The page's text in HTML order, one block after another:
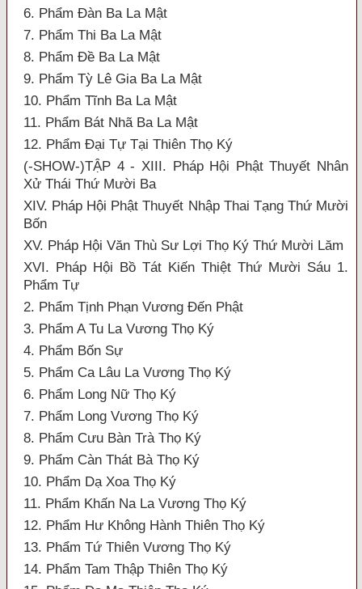
6. Phẩm Đàn Ba La Mật
7. Phẩm Thi Ba La Mật
8. Phẩm Đề Ba La Mật
9. Phẩm Tỳ Lê Gia Ba La Mật
10. Phẩm Tĩnh Ba La Mật
11. Phẩm Bát Nhã Ba La Mật
12. Phẩm Đại Tự Tại Thiên Thọ Ký
(-SHOW-)TẬP 4 - XIII. Pháp Hội Phật Thuyết Nhân
Xử Thái Thứ Mười Ba
XIV. Pháp Hội Phật Thuyết Nhập Thai Tạng Thứ Mười
Bốn
XV. Pháp Hội Văn Thù Sư Lợi Thọ Ký Thứ Mười Lăm
XVI. Pháp Hội Bồ Tát Kiến Thiệt Thứ Mười Sáu 1.
Phẩm Tự
2. Phẩm Tịnh Phạn Vương Đến Phật
3. Phẩm A Tu La Vương Thọ Ký
4. Phẩm Bốn Sự
5. Phẩm Ca Lâu La Vương Thọ Ký
6. Phẩm Long Nữ Thọ Ký
7. Phẩm Long Vương Thọ Ký
8. Phẩm Cưu Bàn Trà Thọ Ký
9. Phẩm Càn Thát Bà Thọ Ký
10. Phẩm Dạ Xoa Thọ Ký
11. Phẩm Khấn Na La Vương Thọ Ký
12. Phẩm Hư Không Hành Thiên Thọ Ký
13. Phẩm Tứ Thiên Vương Thọ Ký
14. Phẩm Tam Thập Thiên Thọ Ký